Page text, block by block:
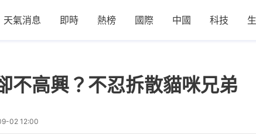
天氣消息 即時 熱榜 國際 中國 科技
不高興？不忍拆散貓咪兄弟
02 12:00